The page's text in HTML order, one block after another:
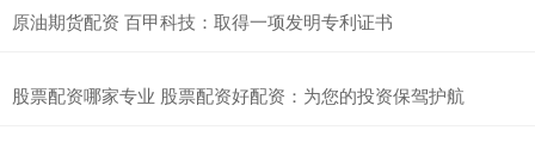
原油期货配资 百甲科技：取得一项发明专利证书
股票配资哪家专业 股票配资好配资：为您的投资保驾护航